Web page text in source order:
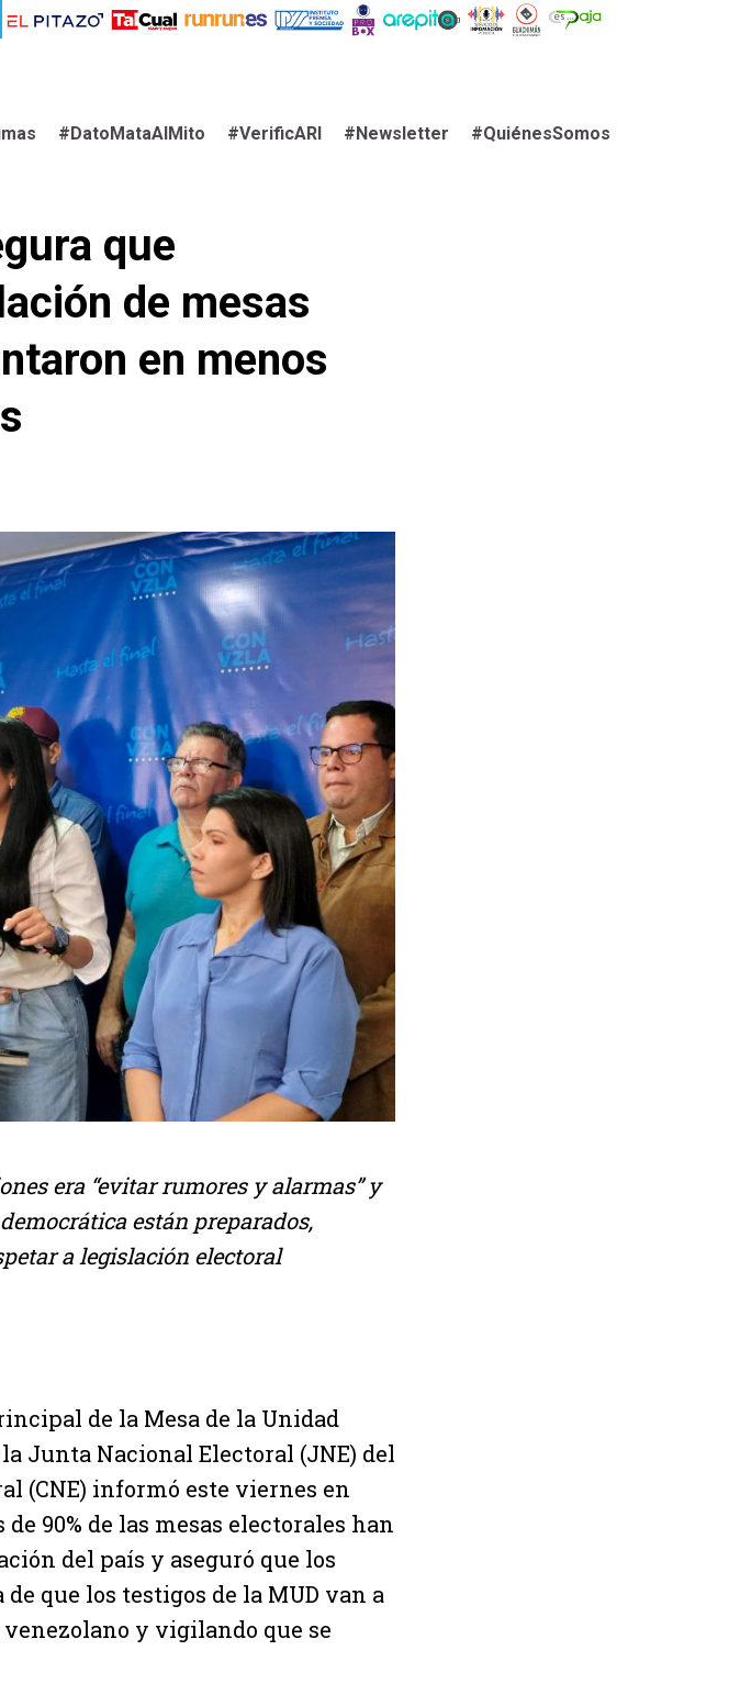
#DatoMataAlMito #VerificARI #Newsletter #QuiénesSomos
que
de mesas
en menos
era “evitar rumores y alarmas” y
están preparados,
a legislación electoral
de la Mesa de la Unidad
Junta Nacional Electoral (JNE) del
(CNE) informó este viernes en
90% de las mesas electorales han
del país y aseguró que los
que los testigos de la MUD van a
y vigilando que se